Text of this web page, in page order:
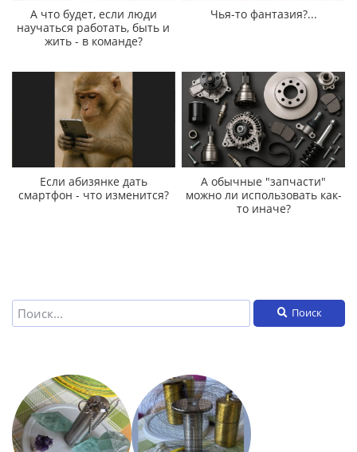
А что будет, если люди
научаться работать, быть и
жить - в команде?
Чья-то фантазия?...
Если абизянке дать
смартфон - что изменится?
А обычные "запчасти"
можно ли использовать как-
то иначе?
Поиск